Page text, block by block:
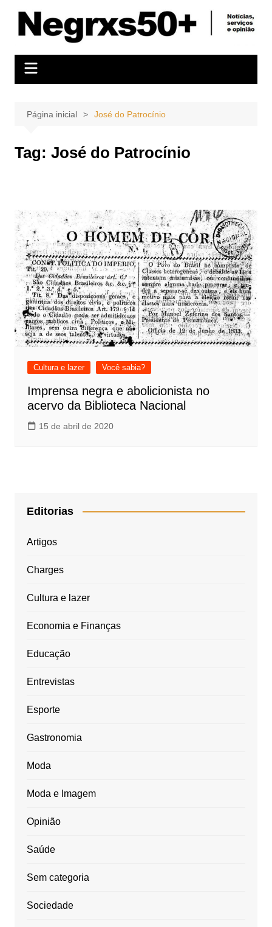
conteúdo
Página inicial José do Patrocínio
Tag: José do Patrocínio
Cultura e lazer Você sabia?
Imprensa negra e abolicionista no
acervo da Biblioteca Nacional
15 de abril de 2020
Editorias
Artigos
Charges
Cultura e lazer
Economia e Finanças
Educação
Entrevistas
Esporte
Gastronomia
Moda
Moda e Imagem
Opinião
Saúde
Sem categoria
Sociedade